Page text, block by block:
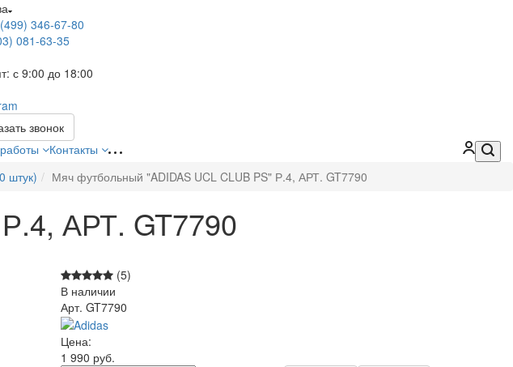
346-67-80
081-63-35
с 9:00 до 18:00
звонок
Контакты
штук) Мяч футбольный "ADIDAS UCL CLUB PS" Р.4, АРТ. GT7790
АРТ. GT7790
(5)
В наличии
Арт. GT7790
Цена:
1 990 руб.